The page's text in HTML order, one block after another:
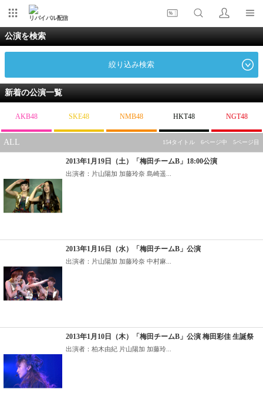
リバイバル配信
公演を検索
絞り込み検索
新着の公演一覧
AKB48 SKE48 NMB48 HKT48 NGT48
ALL 154タイトル 6ページ中 5ページ目
2013年1月19日（土）「梅田チームB」18:00公演
出演者：片山陽加 加藤玲奈 島崎遥...
2013年1月16日（水）「梅田チームB」公演
出演者：片山陽加 加藤玲奈 中村麻...
2013年1月10日（木）「梅田チームB」公演 梅田彩佳 生誕祭
出演者：柏木由紀 片山陽加 加藤玲...